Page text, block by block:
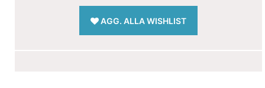
AGG. ALLA WISHLIST